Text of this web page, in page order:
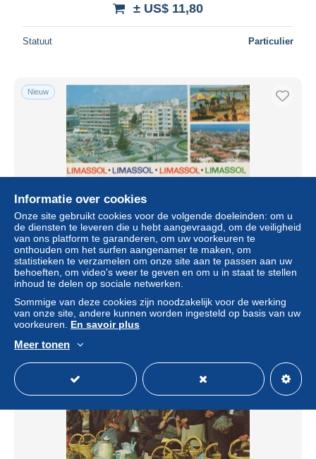
± US$ 11,80
Statuut Particulier
Nieuw
Cyprus Limassol District City Architecture Beach Street
Views #PBC876
± US$ 15,01
Statuut Particulier
Informatie over cookies
Onze site gebruikt cookies voor de volgende doeleinden: om u
de diensten te leveren die u hebt aangevraagd, om de veiligheid
van ons platform te garanderen, om uw voorkeuren te
onthouden om het surfen aangenamer te maken, om
statistieken te verzamelen om onze site aan te passen aan uw
behoeften, om video's weer te geven en om u in staat te stellen
inhoud te delen op sociale netwerken.
Sommige van deze cookies zijn noodzakelijk voor de werking
van onze site, andere kunnen worden ingesteld op basis van uw
voorkeuren. En savoir plus
Meer tonen